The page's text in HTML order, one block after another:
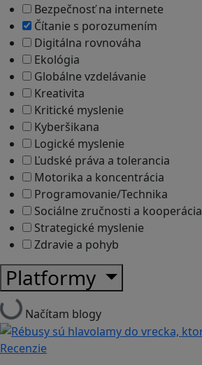
Bezpečnosť na internete
Čítanie s porozumením
Digitálna rovnováha
Ekológia
Globálne vzdelávanie
Kreativita
Kritické myslenie
Kyberšikana
Logické myslenie
Ľudské práva a tolerancia
Motorika a koncentrácia
Programovanie/Technika
Sociálne zručnosti a kooperácia
Strategické myslenie
Zdravie a pohyb
Platformy
Načítam blogy
Recenzie